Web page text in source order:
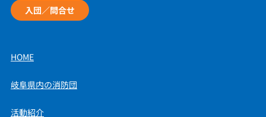
入団／問合せ
HOME
岐阜県内の消防団
活動紹介